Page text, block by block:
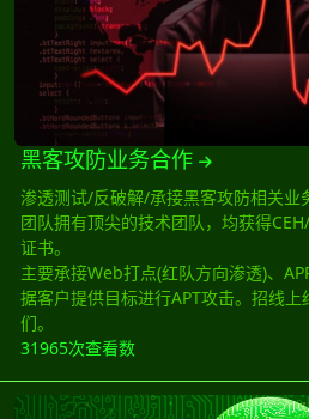
黑客攻防业务合作
渗透测试/反破解/承接黑客攻防相关业
团队拥有顶尖的技术团队，均获得
证书。
主要承接Web打点(红队方向渗透)、
据客户提供目标进行APT攻击。招线
们。
31965次查看数
交流中心